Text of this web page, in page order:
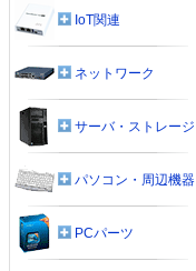
IoT関連
ネットワーク
サーバ・ストレージ
パソコン・周辺機器
PCパーツ